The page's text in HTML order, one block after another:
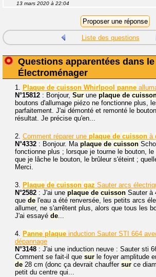
13 mars 2020 à 22:04
Liste des questions
Questions apparentées dans
Électroménager
1. Plaque de cuisson Whirlpool panne
N°15812 : Bonjour, Sur une plaque de
boutons d'allumage piézo ne fonctionne plus,
parfaitement. J'ai démonté et remonté le
résultat. Je précise qu'en...
2. Comment réparer une plaque de cuisson à
N°4332 : Bonjour. Ma plaque de cuisson
fonctionne plus ; lorsque je tourne le bouton, le
que je lâche le bouton, le brûleur s'éteint ;
Merci.
3. Plaque de cuisson gaz Sauter arcs
N°2582 : J'ai une plaque de cuisson Sauter à
que de l'eau a été renversée, les petits arcs
allumer, ne s'arrêtent plus, alors que tous les
J'ai essayé de...
4. Panne plaque induction Sauter STI 664
dépannage
N°3148 : J'ai une induction neuve : Sauter sti
Comment se fait-il que sur le foyer amplitude
de 28 cm (donc ça devrait chauffer sur ce
petit du centre qui...